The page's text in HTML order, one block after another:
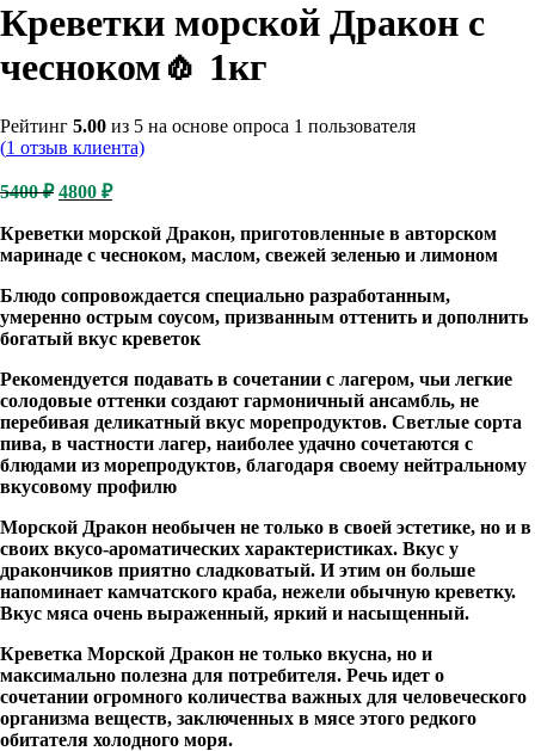
5400 ₽.
Креветки морской Дракон с
чесноком🧄 1кг
Рейтинг 5.00 из 5 на основе опроса 1 пользователя
(1 отзыв клиента)
5400₽ Первоначальная
составляла
5400 ₽.
4800 ₽Текущая
4800 ₽.
Креветки морской Дракон, приготовленные в авторском
маринаде с чесноком, маслом, свежей зеленью и лимоном
Блюдо сопровождается специально разработанным,
умеренно острым соусом, призванным оттенить и дополнить
богатый вкус креветок
Рекомендуется подавать в сочетании с лагером, чьи легкие
солодовые оттенки создают гармоничный ансамбль, не
перебивая деликатный вкус морепродуктов. Светлые сорта
пива, в частности лагер, наиболее удачно сочетаются с
блюдами из морепродуктов, благодаря своему нейтральному
вкусовому профилю
Морской Дракон необычен не только в своей эстетике, но и в
своих вкусо-ароматических характеристиках. Вкус у
дракончиков приятно сладковатый. И этим он больше
напоминает камчатского краба, нежели обычную креветку.
Вкус мяса очень выраженный, яркий и насыщенный.
Креветка Морской Дракон не только вкусна, но и
максимально полезна для потребителя. Речь идет о
сочетании огромного количества важных для человеческого
организма веществ, заключенных в мясе этого редкого
обитателя холодного моря.